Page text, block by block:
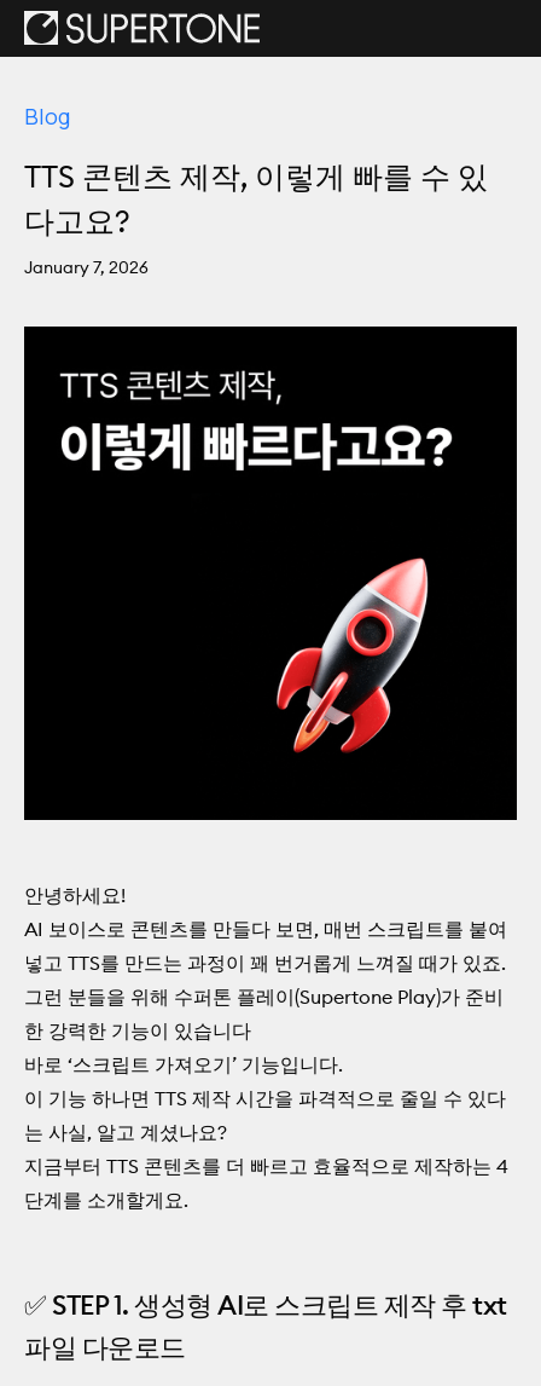
Blog
TTS 콘텐츠 제작, 이렇게 빠를 수 있
다고요?
January 7, 2026
안녕하세요!
AI 보이스로 콘텐츠를 만들다 보면, 매번 스크립트를 붙여
넣고 TTS를 만드는 과정이 꽤 번거롭게 느껴질 때가 있죠.
그런 분들을 위해 수퍼톤 플레이(Supertone Play)가 준비
한 강력한 기능이 있습니다
바로 ‘스크립트 가져오기’ 기능입니다.
이 기능 하나면 TTS 제작 시간을 파격적으로 줄일 수 있다
는 사실, 알고 계셨나요?
지금부터 TTS 콘텐츠를 더 빠르고 효율적으로 제작하는 4
단계를 소개할게요.
✅ STEP 1. 생성형 AI로 스크립트 제작 후 txt
파일 다운로드